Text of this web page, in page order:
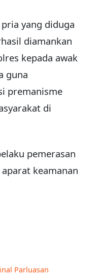
yang diduga
diamankan
kepada awak
guna
premanisme
di
pemerasan
keamanan
Parluasan